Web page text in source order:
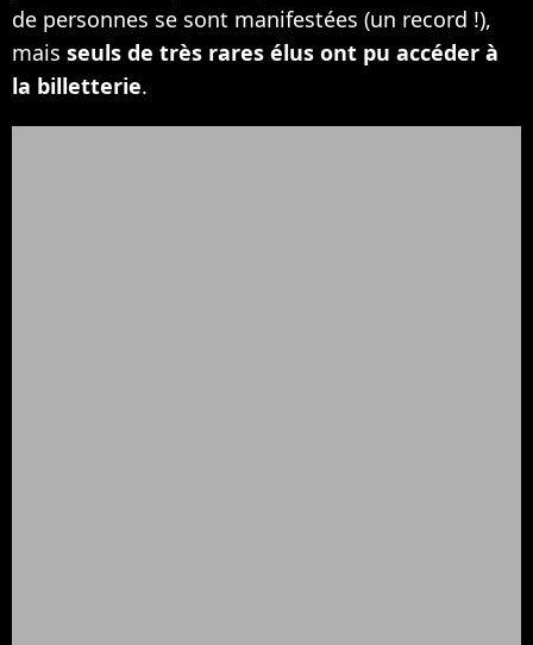
de personnes se sont manifestées (un record !),
mais seuls de très rares élus ont pu accéder à
la billetterie.